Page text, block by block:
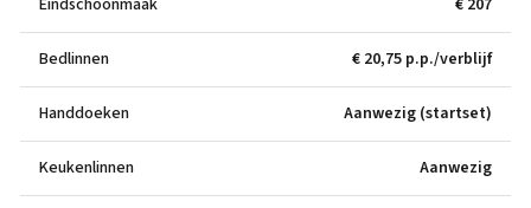
Eindschoonmaak € 207
Bedlinnen € 20,75 p.p./verblijf
Handdoeken Aanwezig (startset)
Keukenlinnen Aanwezig